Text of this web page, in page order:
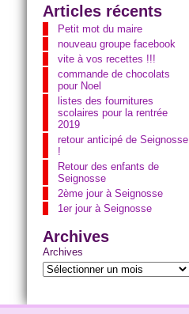
Articles récents
Petit mot du maire
nouveau groupe facebook
vite à vos recettes !!!
commande de chocolats
pour Noel
listes des fournitures
scolaires pour la rentrée
2019
retour anticipé de Seignosse
!
Retour des enfants de
Seignosse
2ème jour à Seignosse
1er jour à Seignosse
Archives
Archives